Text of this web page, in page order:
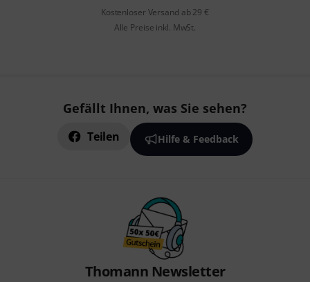
Kostenloser Versand ab 29 €
Alle Preise inkl. MwSt.
Gefällt Ihnen, was Sie sehen?
Teilen Hilfe & Feedback
Thomann Newsletter